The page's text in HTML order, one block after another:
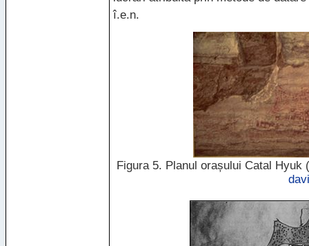
î.e.n.
Figura 5. Planul orașului Catal